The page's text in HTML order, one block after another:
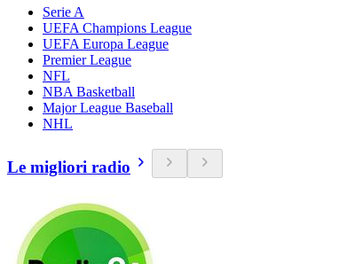
Serie A
UEFA Champions League
UEFA Europa League
Premier League
NFL
NBA Basketball
Major League Baseball
NHL
Le migliori radio